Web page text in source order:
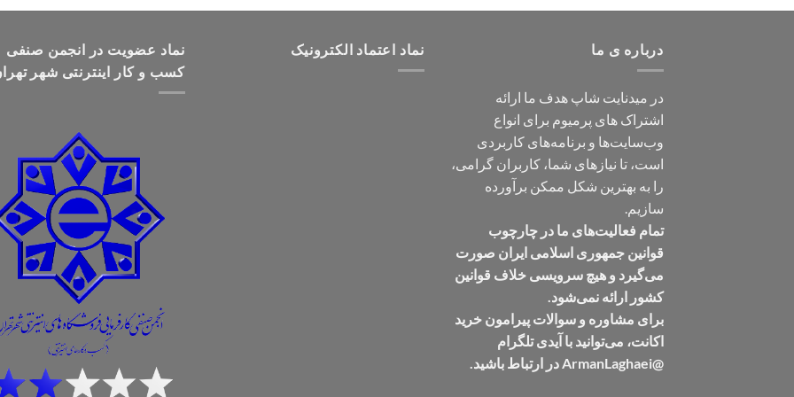
تومان499,000
درباره ی ما
در میدنایت شاپ هدف ما ارائه
اشتراک های پرمیوم برای انواع
وب‌سایت‌ها و برنامه‌های کاربردی
است، تا نیازهای شما، کاربران گرامی،
را به بهترین شکل ممکن برآورده
سازیم.
تمام فعالیت‌های ما در چارچوب
قوانین جمهوری اسلامی ایران صورت
می‌گیرد و هیچ سرویسی خلاف قوانین
کشور ارائه نمی‌شود.
برای مشاوره و سوالات پیرامون خرید
اکانت، می‌توانید با آیدی تلگرام
@ArmanLaghaei در ارتباط باشید.
نماد اعتماد الکترونیک
نماد عضویت در انجمن صنفی
کسب و کار اینترنتی شهر